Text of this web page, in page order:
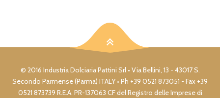
© 2016 Industria Dolciaria Pattini Srl • Via Bellini, 13 - 43017 S.
Secondo Parmense (Parma) ITALY • Ph +39 0521 873051 - Fax +39
0521 873739 R.E.A. PR-137063 CF del Registro delle Imprese di